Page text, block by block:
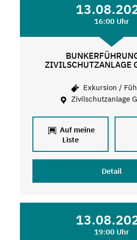
16:00 Uhr
ZIVILSCHUTZANLAGE
Exkursion /
Zivilschutzanlage
Auf meine
Liste
Detail
19:00 Uhr